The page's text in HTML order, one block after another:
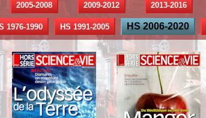
2005-2008 2009-2012 2013-2016
1976-1990 HS 1991-2005 HS 2006-2020